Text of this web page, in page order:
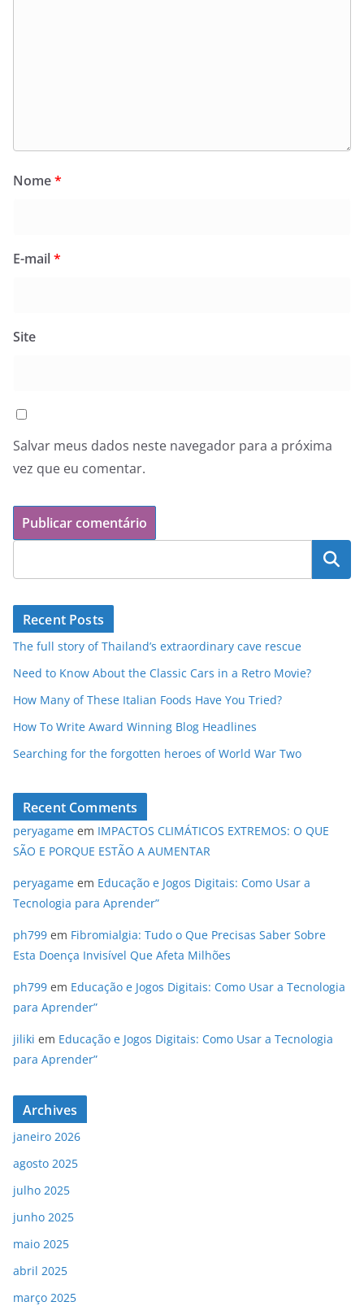
Nome*
E-mail*
Site
Salvar meus dados neste navegador para a próxima
vez que eu comentar.
Pesquisar
Recent Posts
The full story of Thailand’s extraordinary cave rescue
Need to Know About the Classic Cars in a Retro Movie?
How Many of These Italian Foods Have You Tried?
How To Write Award Winning Blog Headlines
Searching for the forgotten heroes of World War Two
Recent Comments
peryagame em IMPACTOS CLIMÁTICOS EXTREMOS: O QUE
SÃO E PORQUE ESTÃO A AUMENTAR
peryagame em Educação e Jogos Digitais: Como Usar a
Tecnologia para Aprender”
ph799 em Fibromialgia: Tudo o Que Precisas Saber Sobre
Esta Doença Invisível Que Afeta Milhões
ph799 em Educação e Jogos Digitais: Como Usar a Tecnologia
para Aprender”
jiliki em Educação e Jogos Digitais: Como Usar a Tecnologia
para Aprender”
Archives
janeiro 2026
agosto 2025
julho 2025
junho 2025
maio 2025
abril 2025
março 2025